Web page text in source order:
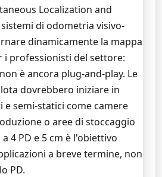
Localization and
di odometria visivo-
dinamicamente la mappa
i professionisti del settore:
è ancora plug-and-play. Le
dovrebbero iniziare in
semi-statici come camere
o aree di stoccaggio
4 PD e 5 cm è l'obiettivo
a breve termine, non
PD.